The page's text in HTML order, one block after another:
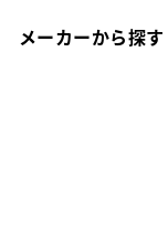
メーカーから探す